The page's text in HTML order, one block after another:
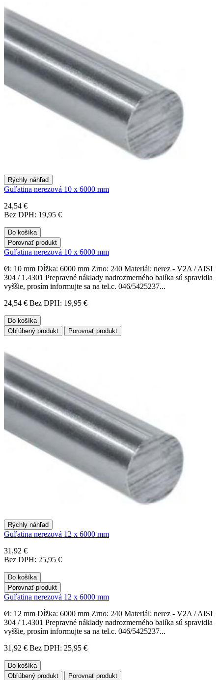
Rýchly náhľad
Guľatina nerezová 10 x 6000 mm
24,54 €
Bez DPH: 19,95 €
Do košíka
Porovnať produkt
Guľatina nerezová 10 x 6000 mm
Ø: 10 mm Dĺžka: 6000 mm Zrno: 240 Materiál: nerez - V2A / AISI
304 / 1.4301 Prepravné náklady nadrozmerného balíka sú spravidla
vyššie, prosím informujte sa na tel.c. 046/5425237...
24,54 € Bez DPH: 19,95 €
Do košíka
Obľúbený produkt
Porovnať produkt
Rýchly náhľad
Guľatina nerezová 12 x 6000 mm
31,92 €
Bez DPH: 25,95 €
Do košíka
Porovnať produkt
Guľatina nerezová 12 x 6000 mm
Ø: 12 mm Dĺžka: 6000 mm Zrno: 240 Materiál: nerez - V2A / AISI
304 / 1.4301 Prepravné náklady nadrozmerného balíka sú spravidla
vyššie, prosím informujte sa na tel.c. 046/5425237...
31,92 € Bez DPH: 25,95 €
Do košíka
Obľúbený produkt
Porovnať produkt